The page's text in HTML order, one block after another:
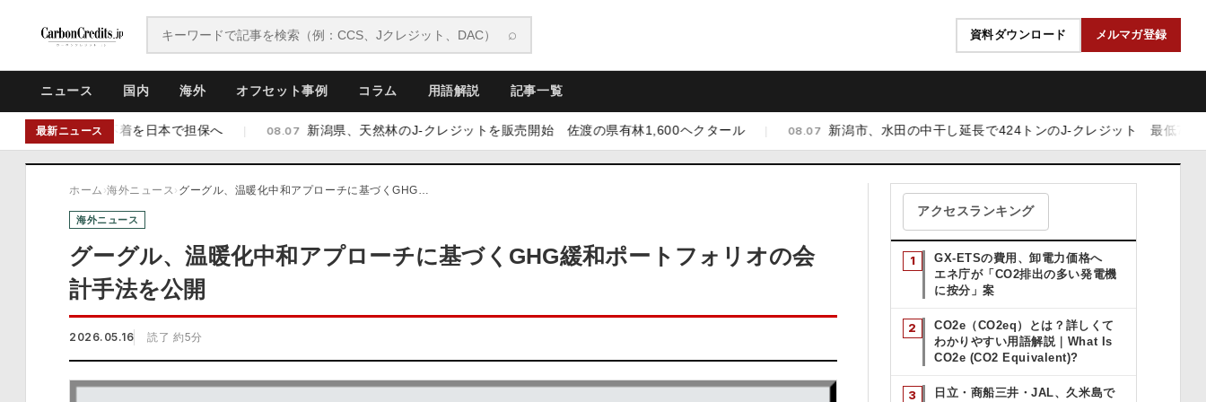
⌕ 資料ダウンロード メルマガ登録
ニュース 国内 海外 オフセット事例 コラム 用語解説 記事一覧
最新ニュース
トの不着を日本で担保へ | 08.07 新潟県、天然林のJ-クレジットを販売開始 佐渡の県有林1,600ヘクタール | 08.07 新潟市、水田の中干し延長で424トンのJ-クレジット 最低7,000円で販売
ホーム ›海外ニュース › グーグル、温暖化中和アプローチに基づくGHG…
海外ニュース
グーグル、温暖化中和アプローチに基づくGHG緩和ポートフォリオの会
計手法を公開
2026.05.16 読了 約5分
アクセスランキング
GX-ETSの費用、卸電力価格へ
エネ庁が「CO2排出の多い発電機
に按分」案
CO2e（CO2eq）とは？詳しくて
わかりやすい用語解説｜What Is
CO2e (CO2 Equivalent)?
日立・商船三井・JAL、久米島で